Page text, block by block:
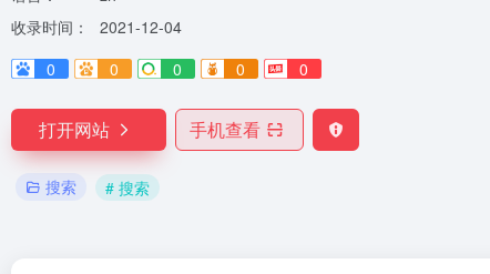
收录时间：
2021-12-04
0
0 0 0 0
打开网站 手机查看
搜索 # 搜索